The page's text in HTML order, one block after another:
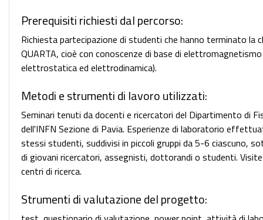
Prerequisiti richiesti dal percorso:
Richiesta partecipazione di studenti che hanno terminato la
QUARTA, cioè con conoscenze di base di
elettrostatica ed elettrodinamica).
Metodi e strumenti di lavoro utilizzati:
Seminari tenuti da docenti e ricercatori del Dipartimento di
dell'INFN Sezione di Pavia. Esperienze di laboratorio
stessi studenti, suddivisi in piccoli gruppi da 5-6 ciascuno,
di giovani ricercatori, assegnisti, dottorandi o studenti.
centri di ricerca.
Strumenti di valutazione del progetto: